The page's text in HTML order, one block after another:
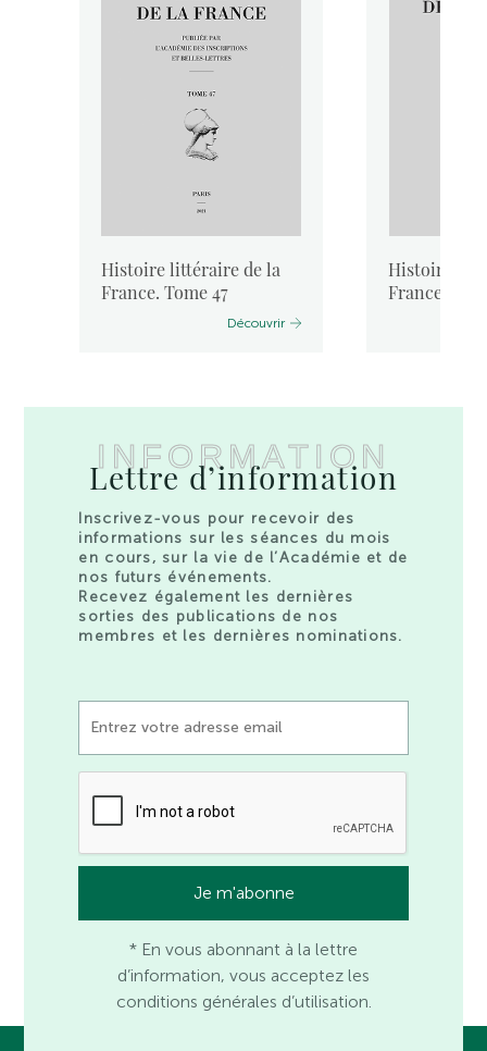
Histoire littéraire de la
France. Tome 47
Découvrir
Histoire
France.
INFORMATION
Lettre d’information
Inscrivez-vous pour recevoir des
informations sur les séances du mois
en cours, sur la vie de l’Académie et de
nos futurs événements.
Recevez également les dernières
sorties des publications de nos
membres et les dernières nominations.
* En vous abonnant à la lettre
d’information, vous acceptez les
conditions générales d’utilisation.